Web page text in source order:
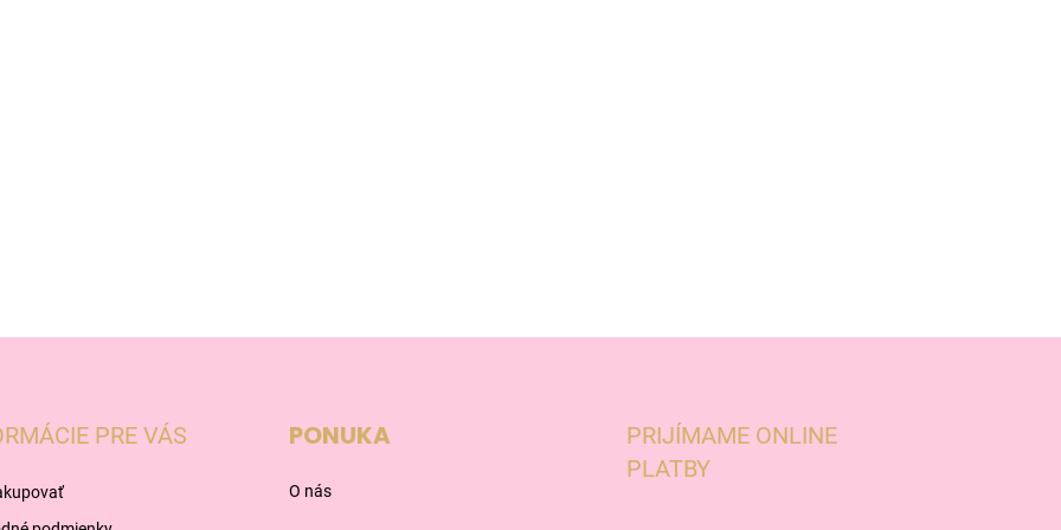
PRE VÁS PONUKA
O nás
PRIJÍMAME ONLINE
PLATBY